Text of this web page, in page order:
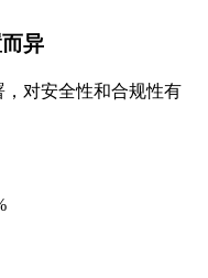
异
对安全性和合规性有